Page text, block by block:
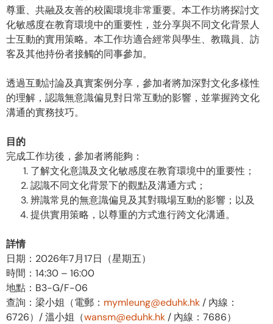
尊重、共融及友善的校園環境非常重要。本工作坊將探討文
化敏感度在教育環境中的重要性，並分享與不同文化背景人
士互動的實用策略。本工作坊適合經常與學生、教職員、訪
客及其他持份者接觸的同事參加。
透過互動討論及真實案例分享，參加者將加深對文化多樣性
的理解，認識無意識偏見對日常互動的影響，並掌握跨文化
溝通的實務技巧。
目的
完成工作坊後，參加者將能夠：
了解文化意識及文化敏感度在教育環境中的重要性；
認識不同文化背景下的觀點及溝通方式；
辨識常見的無意識偏見及其對職場互動的影響；以及
提供實用策略，以尊重的方式進行跨文化溝通。
詳情
日期：2026年7月17日（星期五）
時間：14:30 – 16:00
地點：B3-G/F-06
查詢：梁小姐（電郵： mymleung@eduhk.hk / 內線：
6726）/ 溫小姐（wansm@eduhk.hk / 內線：7686）